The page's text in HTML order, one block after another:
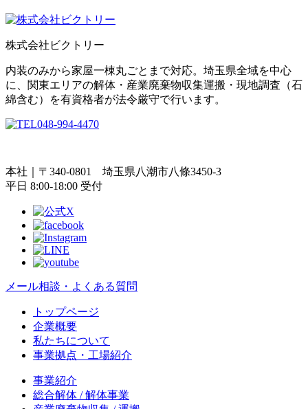
株式会社ビクトリー
内装のみから家屋一棟丸ごとまで対応。埼玉県全域を中心
に、関東エリアの解体・産業廃棄物収集運搬・現地調査（石
綿含む）を有資格者が法令厳守で行います。
048-994-4470
本社｜〒340-0801 埼玉県八潮市八條3450-3
平日 8:00-18:00 受付
メール相談・よくある質問
トップページ
企業概要
私たちについて
事業拠点・工場紹介
事業紹介
総合解体 / 解体事業